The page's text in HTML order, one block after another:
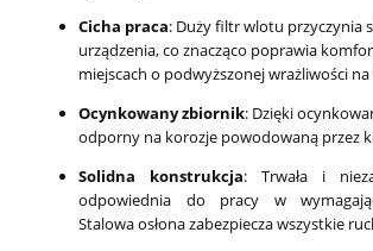
Cicha praca: Duży filtr wlotu przyczynia
urządzenia, co znacząco poprawia
miejscach o podwyższonej wrażliwości na
Ocynkowany zbiornik: Dzięki
odporny na korozje powodowaną przez
Solidna konstrukcja: Trwała i
odpowiednia do pracy w
Stalowa osłona zabezpiecza wszystkie